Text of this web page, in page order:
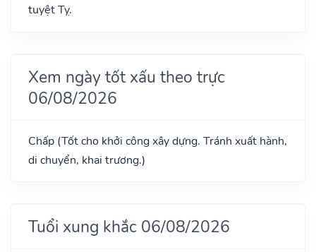
tuyệt Tỵ.
Xem ngày tốt xấu theo trực
06/08/2026
Chấp (Tốt cho khởi công xây dựng. Tránh xuất hành,
di chuyển, khai trương.)
Tuổi xung khắc 06/08/2026